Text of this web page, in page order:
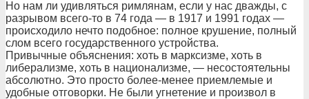
Но нам ли удивляться римлянам, если у нас дважды, с
разрывом всего-то в 74 года — в 1917 и 1991 годах —
происходило нечто подобное: полное крушение, полный
слом всего государственного устройства.
Привычные объяснения: хоть в марксизме, хоть в
либерализме, хоть в национализме, — несостоятельны
абсолютно. Это просто более-менее приемлемые и
удобные отговорки. Не были угнетение и произвол в